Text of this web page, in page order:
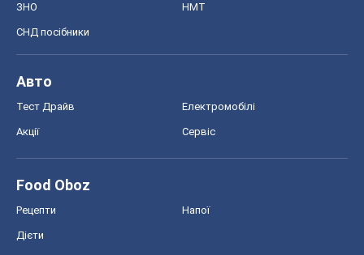
ЗНО НМТ
СНД посібники
Авто
Тест Драйв Електромобілі
Акції Сервіс
Food Oboz
Рецепти Напої
Дієти